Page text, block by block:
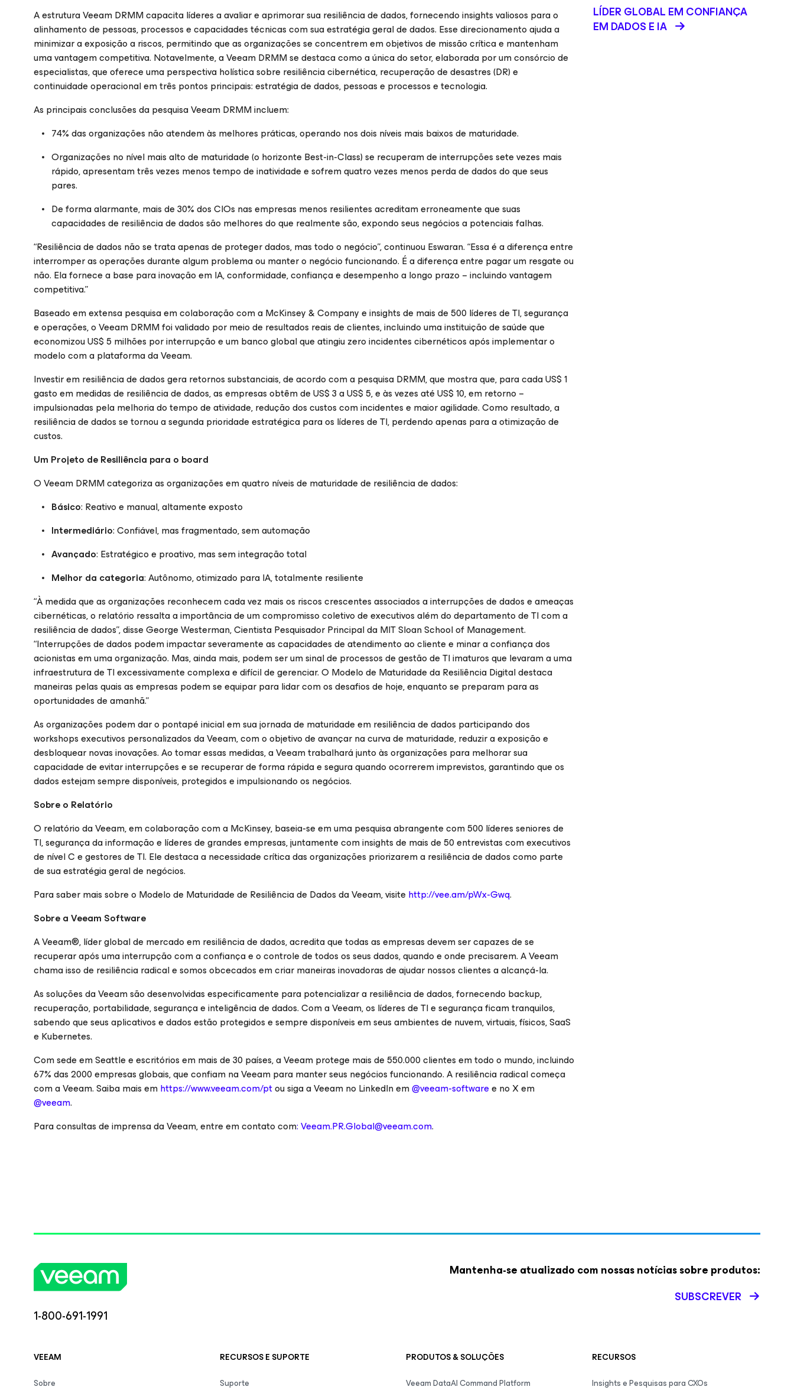
A estrutura Veeam DRMM capacita líderes a avaliar e aprimorar sua resiliência de dados, fornecendo insights valiosos para o
alinhamento de pessoas, processos e capacidades técnicas com sua estratégia geral de dados. Esse direcionamento ajuda a
minimizar a exposição a riscos, permitindo que as organizações se concentrem em objetivos de missão crítica e mantenham
uma vantagem competitiva. Notavelmente, a Veeam DRMM se destaca como a única do setor, elaborada por um consórcio de
especialistas, que oferece uma perspectiva holística sobre resiliência cibernética, recuperação de desastres (DR) e
continuidade operacional em três pontos principais: estratégia de dados, pessoas e processos e tecnologia.
As principais conclusões da pesquisa Veeam DRMM incluem:
74% das organizações não atendem às melhores práticas, operando nos dois níveis mais baixos de maturidade.
Organizações no nível mais alto de maturidade (o horizonte Best-in-Class) se recuperam de interrupções sete vezes mais
rápido, apresentam três vezes menos tempo de inatividade e sofrem quatro vezes menos perda de dados do que seus
pares.
De forma alarmante, mais de 30% dos CIOs nas empresas menos resilientes acreditam erroneamente que suas
capacidades de resiliência de dados são melhores do que realmente são, expondo seus negócios a potenciais falhas.
“Resiliência de dados não se trata apenas de proteger dados, mas todo o negócio”, continuou Eswaran. “Essa é a diferença entre
interromper as operações durante algum problema ou manter o negócio funcionando. É a diferença entre pagar um resgate ou
não. Ela fornece a base para inovação em IA, conformidade, confiança e desempenho a longo prazo – incluindo vantagem
competitiva.”
Baseado em extensa pesquisa em colaboração com a McKinsey & Company e insights de mais de 500 líderes de TI, segurança
e operações, o Veeam DRMM foi validado por meio de resultados reais de clientes, incluindo uma instituição de saúde que
economizou US$ 5 milhões por interrupção e um banco global que atingiu zero incidentes cibernéticos após implementar o
modelo com a plataforma da Veeam.
Investir em resiliência de dados gera retornos substanciais, de acordo com a pesquisa DRMM, que mostra que, para cada US$ 1
gasto em medidas de resiliência de dados, as empresas obtêm de US$ 3 a US$ 5, e às vezes até US$ 10, em retorno –
impulsionadas pela melhoria do tempo de atividade, redução dos custos com incidentes e maior agilidade. Como resultado, a
resiliência de dados se tornou a segunda prioridade estratégica para os líderes de TI, perdendo apenas para a otimização de
custos.
Um Projeto de Resiliência para o board
O Veeam DRMM categoriza as organizações em quatro níveis de maturidade de resiliência de dados:
Básico: Reativo e manual, altamente exposto
Intermediário: Confiável, mas fragmentado, sem automação
Avançado: Estratégico e proativo, mas sem integração total
Melhor da categoria: Autônomo, otimizado para IA, totalmente resiliente
“À medida que as organizações reconhecem cada vez mais os riscos crescentes associados a interrupções de dados e ameaças
cibernéticas, o relatório ressalta a importância de um compromisso coletivo de executivos além do departamento de TI com a
resiliência de dados”, disse George Westerman, Cientista Pesquisador Principal da MIT Sloan School of Management.
“Interrupções de dados podem impactar severamente as capacidades de atendimento ao cliente e minar a confiança dos
acionistas em uma organização. Mas, ainda mais, podem ser um sinal de processos de gestão de TI imaturos que levaram a uma
infraestrutura de TI excessivamente complexa e difícil de gerenciar. O Modelo de Maturidade da Resiliência Digital destaca
maneiras pelas quais as empresas podem se equipar para lidar com os desafios de hoje, enquanto se preparam para as
oportunidades de amanhã.”
As organizações podem dar o pontapé inicial em sua jornada de maturidade em resiliência de dados participando dos
workshops executivos personalizados da Veeam, com o objetivo de avançar na curva de maturidade, reduzir a exposição e
desbloquear novas inovações. Ao tomar essas medidas, a Veeam trabalhará junto às organizações para melhorar sua
capacidade de evitar interrupções e se recuperar de forma rápida e segura quando ocorrerem imprevistos, garantindo que os
dados estejam sempre disponíveis, protegidos e impulsionando os negócios.
Sobre o Relatório
O relatório da Veeam, em colaboração com a McKinsey, baseia-se em uma pesquisa abrangente com 500 líderes seniores de
TI, segurança da informação e líderes de grandes empresas, juntamente com insights de mais de 50 entrevistas com executivos
de nível C e gestores de TI. Ele destaca a necessidade crítica das organizações priorizarem a resiliência de dados como parte
de sua estratégia geral de negócios.
Para saber mais sobre o Modelo de Maturidade de Resiliência de Dados da Veeam, visite http://vee.am/pWx-Gwq.
Sobre a Veeam Software
A Veeam®, líder global de mercado em resiliência de dados, acredita que todas as empresas devem ser capazes de se
recuperar após uma interrupção com a confiança e o controle de todos os seus dados, quando e onde precisarem. A Veeam
chama isso de resiliência radical e somos obcecados em criar maneiras inovadoras de ajudar nossos clientes a alcançá-la.
As soluções da Veeam são desenvolvidas especificamente para potencializar a resiliência de dados, fornecendo backup,
recuperação, portabilidade, segurança e inteligência de dados. Com a Veeam, os líderes de TI e segurança ficam tranquilos,
sabendo que seus aplicativos e dados estão protegidos e sempre disponíveis em seus ambientes de nuvem, virtuais, físicos, SaaS
e Kubernetes.
Com sede em Seattle e escritórios em mais de 30 países, a Veeam protege mais de 550.000 clientes em todo o mundo, incluindo
67% das 2000 empresas globais, que confiam na Veeam para manter seus negócios funcionando. A resiliência radical começa
com a Veeam. Saiba mais emhttps://www.veeam.com/ptou siga a Veeam no LinkedIn em@veeam-softwaree no X em
@veeam.
Para consultas de imprensa da Veeam, entre em contato com: Veeam.PR.Global@veeam.com.
LÍDER GLOBAL EM CONFIANÇA
EM DADOS E IA
1-800-691-1991
Mantenha-se atualizado com nossas notícias sobre produtos:
SUBSCREVER
VEEAM
Sobre
RECURSOS E SUPORTE
Suporte
PRODUTOS & SOLUÇÕES
Veeam DataAI Command Platform
RECURSOS
Insights e Pesquisas para CXOs